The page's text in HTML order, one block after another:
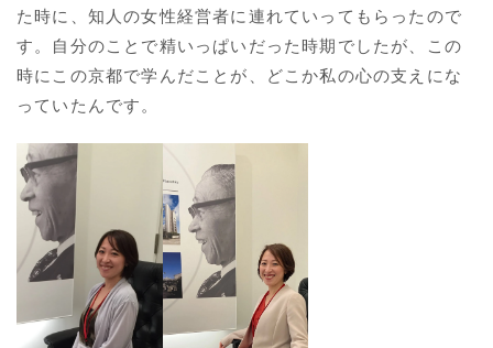
た時に、知人の女性経営者に連れていってもらったので
す。自分のことで精いっぱいだった時期でしたが、この
時にこの京都で学んだことが、どこか私の心の支えにな
っていたんです。